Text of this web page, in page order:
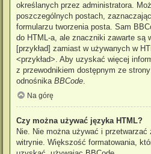
określanych przez administratora.
poszczególnych postach,
formularzu tworzenia posta. Sam
do HTML-a, ale znaczniki zawarte są
[przykład] zamiast w używanych w
<przykład>. Aby uzyskać więcej
z przewodnikiem dostępnym ze
odnośnika BBCode.
Na górę
Czy można używać języka HTML?
Nie. Nie można używać i
witrynie. Większość formatowania,